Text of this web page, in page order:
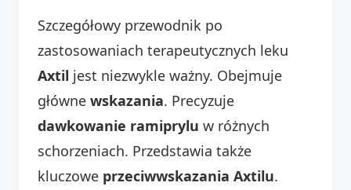
Szczegółowy przewodnik po
zastosowaniach terapeutycznych leku
Axtil jest niezwykle ważny. Obejmuje
główne wskazania. Precyzuje
dawkowanie ramiprylu w różnych
schorzeniach. Przedstawia także
kluczowe przeciwwskazania Axtilu.